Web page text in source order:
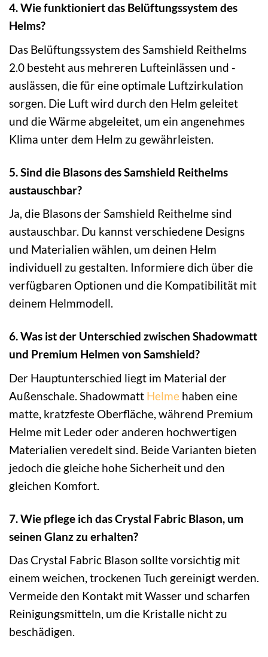
4. Wie funktioniert das Belüftungssystem des
Helms?
Das Belüftungssystem des Samshield Reithelms
2.0 besteht aus mehreren Lufteinlässen und -
auslässen, die für eine optimale Luftzirkulation
sorgen. Die Luft wird durch den Helm geleitet
und die Wärme abgeleitet, um ein angenehmes
Klima unter dem Helm zu gewährleisten.
5. Sind die Blasons des Samshield Reithelms
austauschbar?
Ja, die Blasons der Samshield Reithelme sind
austauschbar. Du kannst verschiedene Designs
und Materialien wählen, um deinen Helm
individuell zu gestalten. Informiere dich über die
verfügbaren Optionen und die Kompatibilität mit
deinem Helmmodell.
6. Was ist der Unterschied zwischen Shadowmatt
und Premium Helmen von Samshield?
Der Hauptunterschied liegt im Material der
Außenschale. Shadowmatt Helme haben eine
matte, kratzfeste Oberfläche, während Premium
Helme mit Leder oder anderen hochwertigen
Materialien veredelt sind. Beide Varianten bieten
jedoch die gleiche hohe Sicherheit und den
gleichen Komfort.
7. Wie pflege ich das Crystal Fabric Blason, um
seinen Glanz zu erhalten?
Das Crystal Fabric Blason sollte vorsichtig mit
einem weichen, trockenen Tuch gereinigt werden.
Vermeide den Kontakt mit Wasser und scharfen
Reinigungsmitteln, um die Kristalle nicht zu
beschädigen.